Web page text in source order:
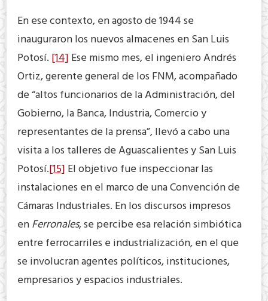
En ese contexto, en agosto de 1944 se
inauguraron los nuevos almacenes en San Luis
Potosí. [14] Ese mismo mes, el ingeniero Andrés
Ortiz, gerente general de los FNM, acompañado
de “altos funcionarios de la Administración, del
Gobierno, la Banca, Industria, Comercio y
representantes de la prensa”, llevó a cabo una
visita a los talleres de Aguascalientes y San Luis
Potosí.[15] El objetivo fue inspeccionar las
instalaciones en el marco de una Convención de
Cámaras Industriales. En los discursos impresos
enFerronales, se percibe esa relación simbiótica
entre ferrocarriles e industrialización, en el que
se involucran agentes políticos, instituciones,
empresarios y espacios industriales.